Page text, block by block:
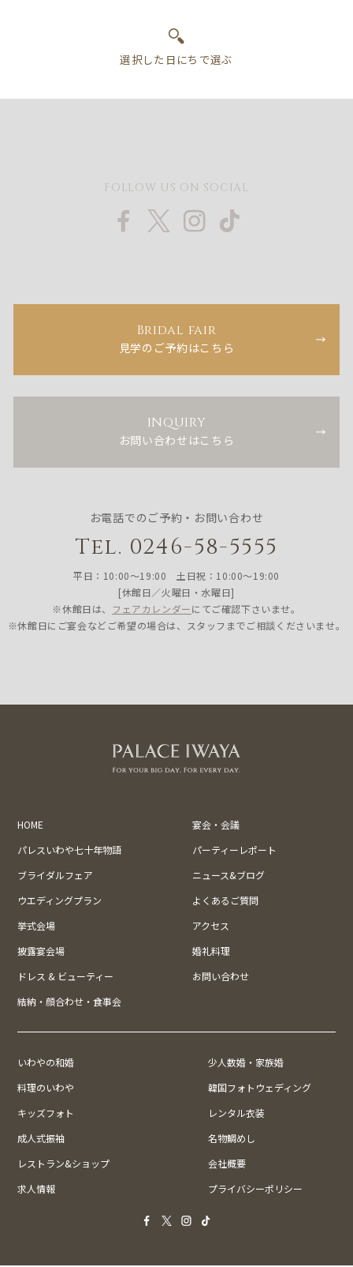
FOLLOW US ON SOCIAL
Bridal fair
見学のご予約はこちら
INQUIRY
お問い合わせはこちら
お電話でのご予約・お問い合わせ
Tel. 0246-58-5555
平日：10:00〜19:00 土日祝：10:00〜19:00
[休館日／火曜日・水曜日]
※休館日は、 フェアカレンダーにてご確認下さいませ。
※休館日にご宴会などご希望の場合は、スタッフまでご相談くださいませ。
HOME
宴会・会議
パレスいわや七十年物語
パーティーレポート
ブライダルフェア
ニュース&ブログ
ウエディングプラン
よくあるご質問
挙式会場
アクセス
披露宴会場
婚礼料理
ドレス & ビューティー
お問い合わせ
結納・顔合わせ・食事会
いわやの和婚
少人数婚・家族婚
料理のいわや
韓国フォトウェディング
キッズフォト
レンタル衣装
成人式振袖
名物鯛めし
レストラン&ショップ
会社概要
求人情報
プライバシーポリシー